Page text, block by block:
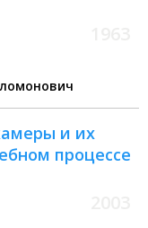
и их
процессе